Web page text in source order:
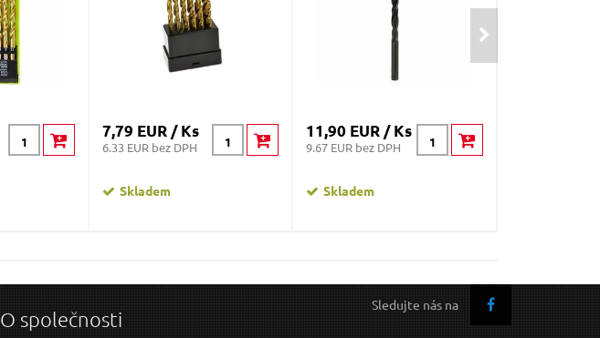
7,79 EUR / Ks
6.33 EUR bez DPH
Skladem
11,90 EUR / Ks
9.67 EUR bez DPH
Skladem
Sledujte nás na
O společnosti